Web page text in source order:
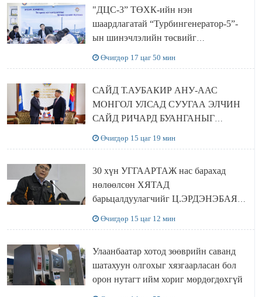
"ДЦС-3” ТӨХК-ийн нэн
шаардлагатай “Турбингенератор-5”-
ын шинэчлэлийн төсвийг
Өчигдөр 17 цаг 50 мин
САЙД Т.АУБАКИР АНУ-ААС
МОНГОЛ УЛСАД СУУГАА ЭЛЧИН
САЙД РИЧАРД БУАНГАНЫГ
Өчигдөр 15 цаг 19 мин
30 хүн УГГААРТАЖ нас барахад
нөлөөлсөн ХЯТАД
барьцалдуулагчийг Ц.ЭРДЭНЭБАЯР
Өчигдөр 15 цаг 12 мин
Улаанбаатар хотод зөөврийн саванд
шатахуун олгохыг хязгаарласан бол
орон нутагт ийм хориг мөрдөгдөхгүй